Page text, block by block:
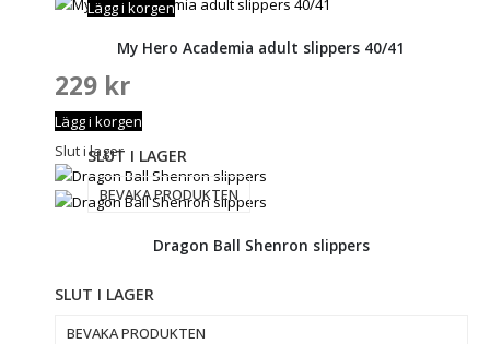
Lägg i korgen
My Hero Academia adult slippers 40/41
229 kr
Lägg i korgen
Slut i lagerSLUT I LAGER
BEVAKA PRODUKTEN
Dragon Ball Shenron slippers
SLUT I LAGER
BEVAKA PRODUKTEN